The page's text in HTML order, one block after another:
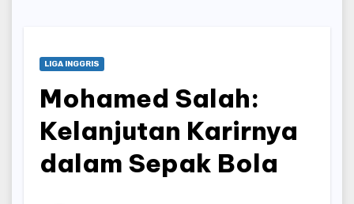
LIGA INGGRIS
Mohamed Salah:
Kelanjutan Karirnya
dalam Sepak Bola